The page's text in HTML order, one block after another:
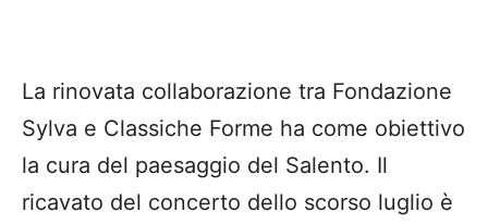
La rinovata collaborazione tra Fondazione
Sylva e Classiche Forme ha come obiettivo
la cura del paesaggio del Salento. Il
ricavato del concerto dello scorso luglio è